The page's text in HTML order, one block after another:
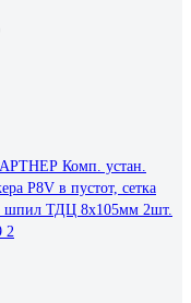
Комп. устан.
P8V в пустот, сетка
шпил ТДЦ 8х105мм 2шт.
2